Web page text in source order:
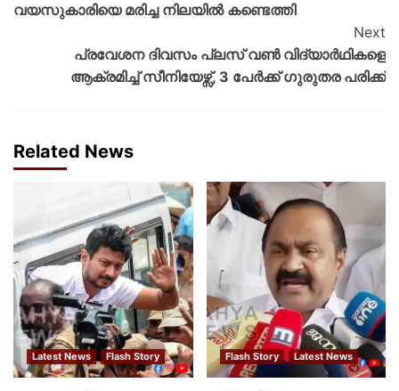
വയസുകാരിയെ മരിച്ച നിലയിൽ കണ്ടെത്തി
Next
പ്രവേശന ദിവസം പ്ലസ് വൺ വിദ്യാർഥികളെ
ആക്രമിച്ച് സീനിയേഴ്സ്, 3 പേർക്ക് ​ഗുരുതര പരിക്ക്
Related News
Latest News Flash Story Flash Story Latest News